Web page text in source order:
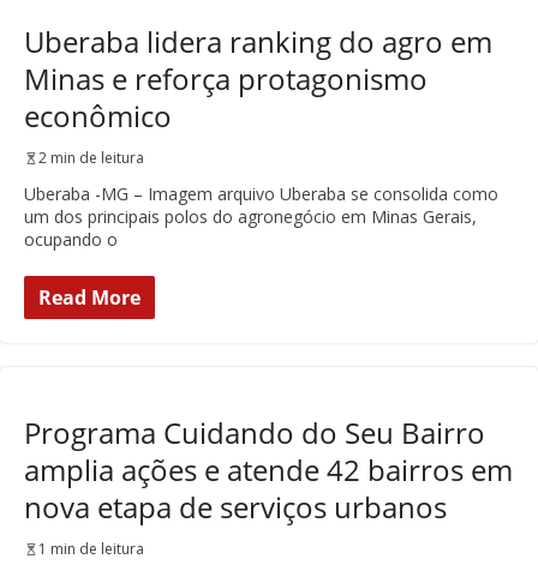
Uberaba lidera ranking do agro em
Minas e reforça protagonismo
econômico
2 min de leitura
Uberaba -MG – Imagem arquivo Uberaba se consolida como
um dos principais polos do agronegócio em Minas Gerais,
ocupando o
Read More
Programa Cuidando do Seu Bairro
amplia ações e atende 42 bairros em
nova etapa de serviços urbanos
1 min de leitura